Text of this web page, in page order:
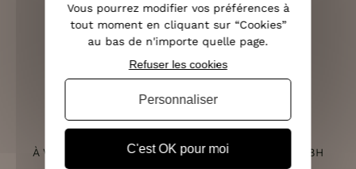
RETOURS SOUS 14 JOURS
À VOTRE ÉCOUTE DU LUNDI AU SAMEDI DE 10H À 18H
Vous pourrez modifier vos préférences à
tout moment en cliquant sur “Cookies”
au bas de n'importe quelle page.
C'est OK pour moi
Refuser les cookies
Personnaliser